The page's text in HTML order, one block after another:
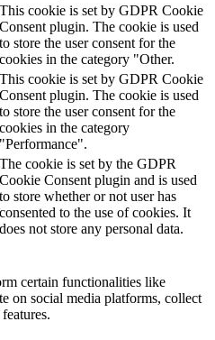
This cookie is set by GDPR Cookie
Consent plugin. The cookie is used
to store the user consent for the
cookies in the category "Other.
This cookie is set by GDPR Cookie
Consent plugin. The cookie is used
to store the user consent for the
cookies in the category
"Performance".
The cookie is set by the GDPR
Cookie Consent plugin and is used
to store whether or not user has
consented to the use of cookies. It
does not store any personal data.
certain functionalities like
on social media platforms, collect